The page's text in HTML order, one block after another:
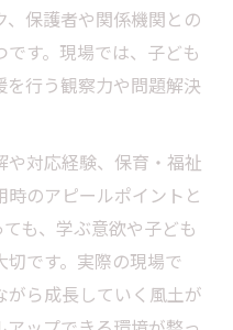
保護者や関係機関との
す。現場では、子ども
行う観察力や問題解決
や対応経験、保育・福祉
のアピールポイントと
も、学ぶ意欲や子ども
です。実際の現場で
がら成長していく風土が